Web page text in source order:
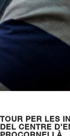
TOUR PER LES
DEL CENTRE